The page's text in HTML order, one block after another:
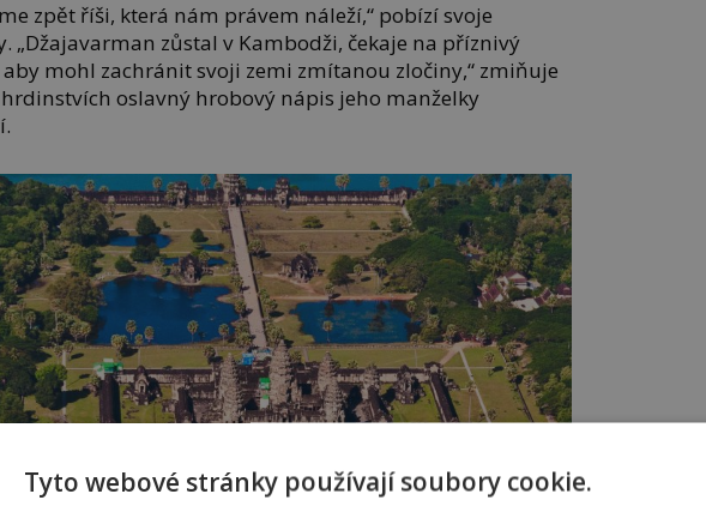
zpět říši, která nám právem náleží,“ pobízí svoje
„Džajavarman zůstal v Kambodži, čekaje na příznivý
mohl zachránit svoji zemi zmítanou zločiny,“ zmiňuje
hrdinstvích oslavný hrobový nápis jeho manželky
Tyto webové stránky používají soubory cookie.